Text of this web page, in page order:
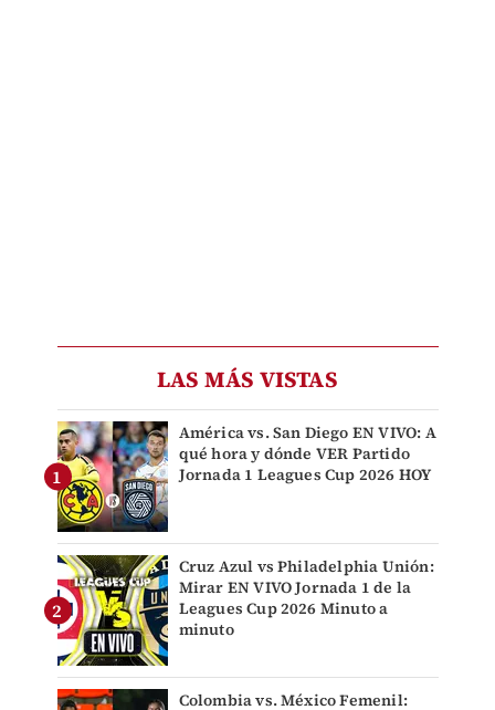
LAS MÁS VISTAS
América vs. San Diego EN VIVO: A
qué hora y dónde VER Partido
Jornada 1 Leagues Cup 2026 HOY
Cruz Azul vs Philadelphia Unión:
Mirar EN VIVO Jornada 1 de la
Leagues Cup 2026 Minuto a
minuto
Colombia vs. México Femenil: